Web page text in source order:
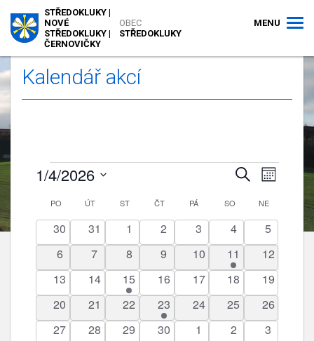
OBEC
STŘEDOKLUKY
STŘEDOKLUKY |
NOVÉ
STŘEDOKLUKY |
ČERNOVIČKY
MENU
Kalendář akcí
Akce
Navigace
hledání
a
zobrazení
Akce
Hledat
pro
Měsíc
1/4/2026
datum.
Kalendář
z
Akce
PO PONDĚLÍ
ÚT ÚTERÝSTSTŘEDAČT ČTVRTEK
PÁPÁTEK SO SOBOTA
NE
0
akce
30
0
akce
31
0
akce
1
0
akce
2
0
akce
3
0
akce
4
0
akce
5
0
akce
6
0
akce
7
0
akce
8
0
akce
9
0
akce
10
1
akce
11
0
akce
12
0
akce
13
0
akce
14
1
akce
15
0
akce
16
0
akce
17
0
akce
18
0
akce
19
0
akce
20
0
akce
21
0
akce
22
1
akce
23
0
akce
24
0
akce
25
0
akce
26
0
27
0
28
0
29
0
30
0
1
0
2
0
3